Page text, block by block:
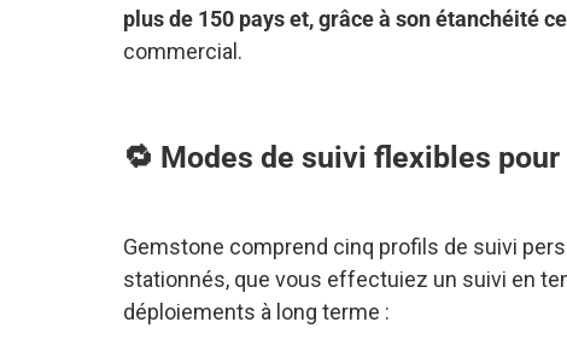
plus de 150 pays et, grâce à son étanchéité
commercial.
🔁 Modes de suivi flexibles
Gemstone comprend cinq profils de suivi
stationnés, que vous effectuiez un suivi en
déploiements à long terme :